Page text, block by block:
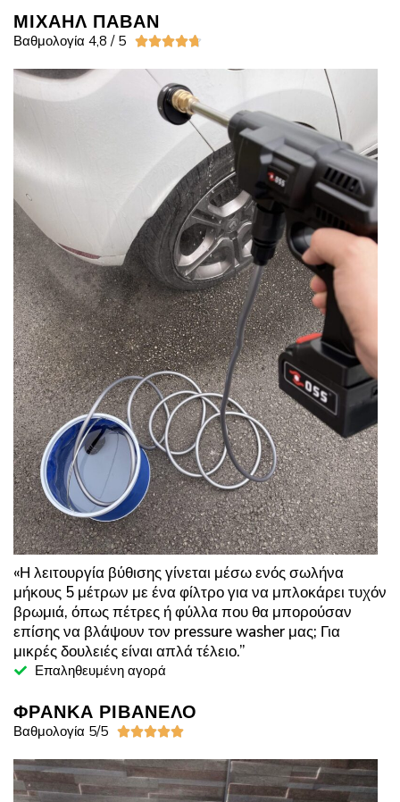
ΜΙΧΑΗΛ ΠΑΒΑΝ
Βαθμολογία 4,8 / 5 
«Η λειτουργία βύθισης γίνεται μέσω ενός σωλήνα
μήκους 5 μέτρων με ένα φίλτρο για να μπλοκάρει τυχόν
βρωμιά, όπως πέτρες ή φύλλα που θα μπορούσαν
επίσης να βλάψουν τον pressure washer μας; Για
μικρές δουλειές είναι απλά τέλειο.”
Επαληθευμένη αγορά
ΦΡΑΝΚΑ ΡΙΒΑΝΕΛΟ
Βαθμολογία 5/5 